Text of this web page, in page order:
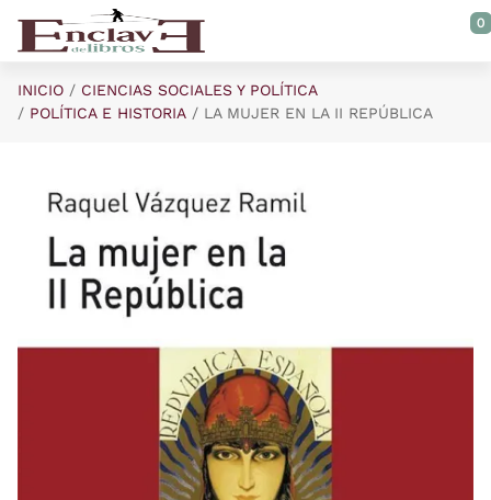
Saltar al contenido principal
0
INICIO
CIENCIAS SOCIALES Y POLÍTICA
POLÍTICA E HISTORIA
LA MUJER EN LA II REPÚBLICA